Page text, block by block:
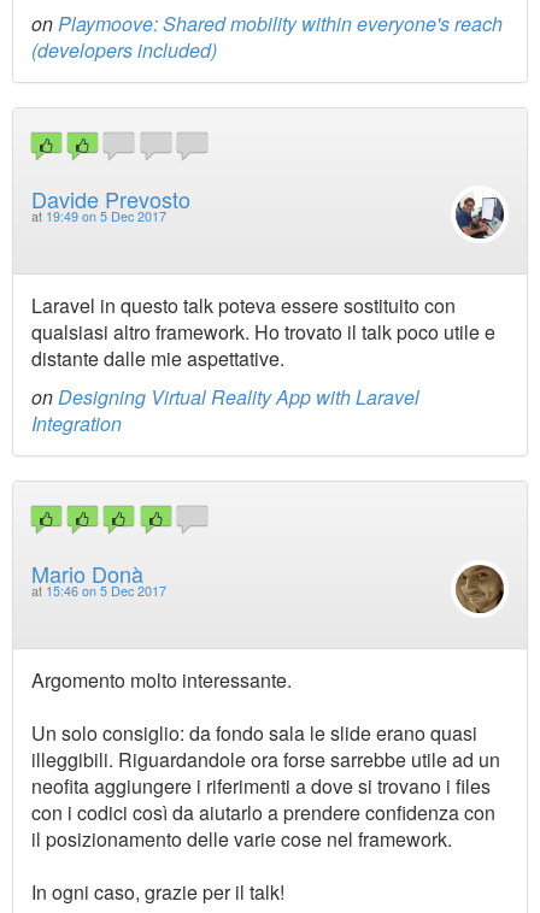
onPlaymoove: Shared mobility within everyone's reach
(developers included)
Davide Prevosto
at 19:49 on 5 Dec 2017
Laravel in questo talk poteva essere sostituito con
qualsiasi altro framework. Ho trovato il talk poco utile e
distante dalle mie aspettative.
onDesigning Virtual Reality App with Laravel
Integration
Mario Donà
at 15:46 on 5 Dec 2017
Argomento molto interessante.
Un solo consiglio: da fondo sala le slide erano quasi
illeggibili. Riguardandole ora forse sarrebbe utile ad un
neofita aggiungere i riferimenti a dove si trovano i files
con i codici così da aiutarlo a prendere confidenza con
il posizionamento delle varie cose nel framework.
In ogni caso, grazie per il talk!